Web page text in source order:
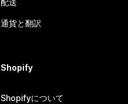
配送
通貨と翻訳
Shopify
Shopifyについて